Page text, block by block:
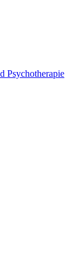
Psychotherapie